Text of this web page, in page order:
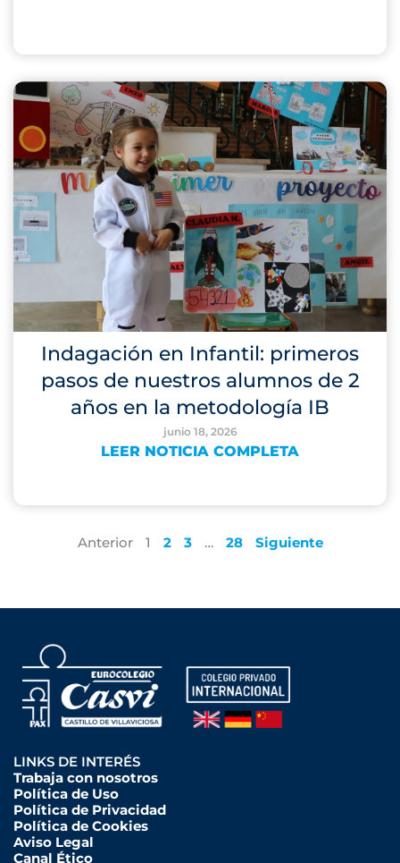
Indagación en Infantil: primeros
pasos de nuestros alumnos de 2
años en la metodología IB
junio 18, 2026
LEER NOTICIA COMPLETA
Anterior 1 2 3 … 28 Siguiente
LINKS DE INTERÉS
Trabaja con nosotros
Política de Uso
Política de Privacidad
Política de Cookies
Aviso Legal
Canal Ético